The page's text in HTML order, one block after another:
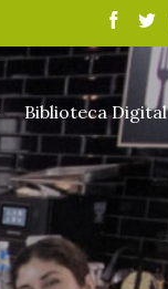
Biblioteca Digital